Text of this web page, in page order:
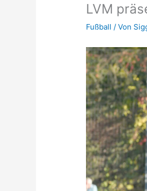
LVM
Fußball / Von